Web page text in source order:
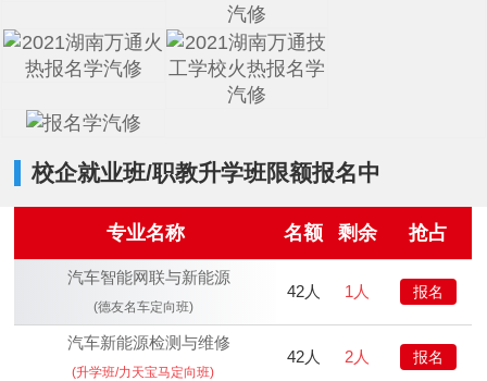
校企就业班/职教升学班限额报名中
专业名称 名额 剩余 抢占
汽车智能网联与新能源
(德友名车定向班)
42人 1人 报名
汽车新能源检测与维修
(升学班/力天宝马定向班)
42人 2人 报名